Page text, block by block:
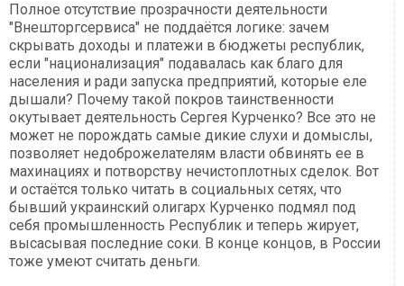
Полное отсутствие прозрачности деятельности
"Внешторгсервиса" не поддаётся логике: зачем
скрывать доходы и платежи в бюджеты республик,
если "национализация" подавалась как благо для
населения и ради запуска предприятий, которые еле
дышали? Почему такой покров таинственности
окутывает деятельность Сергея Курченко? Все это не
может не порождать самые дикие слухи и домыслы,
позволяет недоброжелателям власти обвинять ее в
махинациях и потворству нечистоплотных сделок. Вот
и остаётся только читать в социальных сетях, что
бывший украинский олигарх Курченко подмял под
себя промышленность Республик и теперь жирует,
высасывая последние соки. В конце концов, в России
тоже умеют считать деньги.